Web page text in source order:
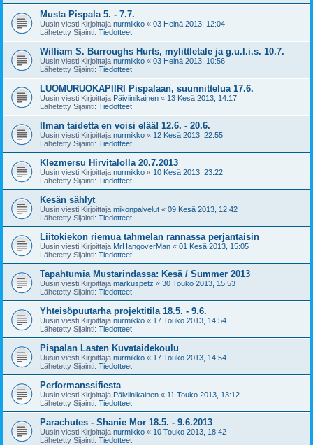
Musta Pispala 5. - 7.7.
Uusin viesti Kirjoittaja nurmikko « 03 Heinä 2013, 12:04
Lähetetty Sijainti: Tiedotteet
William S. Burroughs Hurts, mylittletale ja g.u.l.i.s. 10.7.
Uusin viesti Kirjoittaja nurmikko « 03 Heinä 2013, 10:56
Lähetetty Sijainti: Tiedotteet
LUOMURUOKAPIIRI Pispalaan, suunnittelua 17.6.
Uusin viesti Kirjoittaja Päiviinikainen « 13 Kesä 2013, 14:17
Lähetetty Sijainti: Tiedotteet
Ilman taidetta en voisi elää! 12.6. - 20.6.
Uusin viesti Kirjoittaja nurmikko « 12 Kesä 2013, 22:55
Lähetetty Sijainti: Tiedotteet
Klezmersu Hirvitalolla 20.7.2013
Uusin viesti Kirjoittaja nurmikko « 10 Kesä 2013, 23:22
Lähetetty Sijainti: Tiedotteet
Kesän sählyt
Uusin viesti Kirjoittaja mikonpalvelut « 09 Kesä 2013, 12:42
Lähetetty Sijainti: Tiedotteet
Liitokiekon riemua tahmelan rannassa perjantaisin
Uusin viesti Kirjoittaja MrHangoverMan « 01 Kesä 2013, 15:05
Lähetetty Sijainti: Tiedotteet
Tapahtumia Mustarindassa: Kesä / Summer 2013
Uusin viesti Kirjoittaja markuspetz « 30 Touko 2013, 15:53
Lähetetty Sijainti: Tiedotteet
Yhteisöpuutarha projektitila 18.5. - 9.6.
Uusin viesti Kirjoittaja nurmikko « 17 Touko 2013, 14:54
Lähetetty Sijainti: Tiedotteet
Pispalan Lasten Kuvataidekoulu
Uusin viesti Kirjoittaja nurmikko « 17 Touko 2013, 14:54
Lähetetty Sijainti: Tiedotteet
Performanssifiesta
Uusin viesti Kirjoittaja Päiviinikainen « 11 Touko 2013, 13:12
Lähetetty Sijainti: Tiedotteet
Parachutes - Shanie Mor 18.5. - 9.6.2013
Uusin viesti Kirjoittaja nurmikko « 10 Touko 2013, 18:42
Lähetetty Sijainti: Tiedotteet